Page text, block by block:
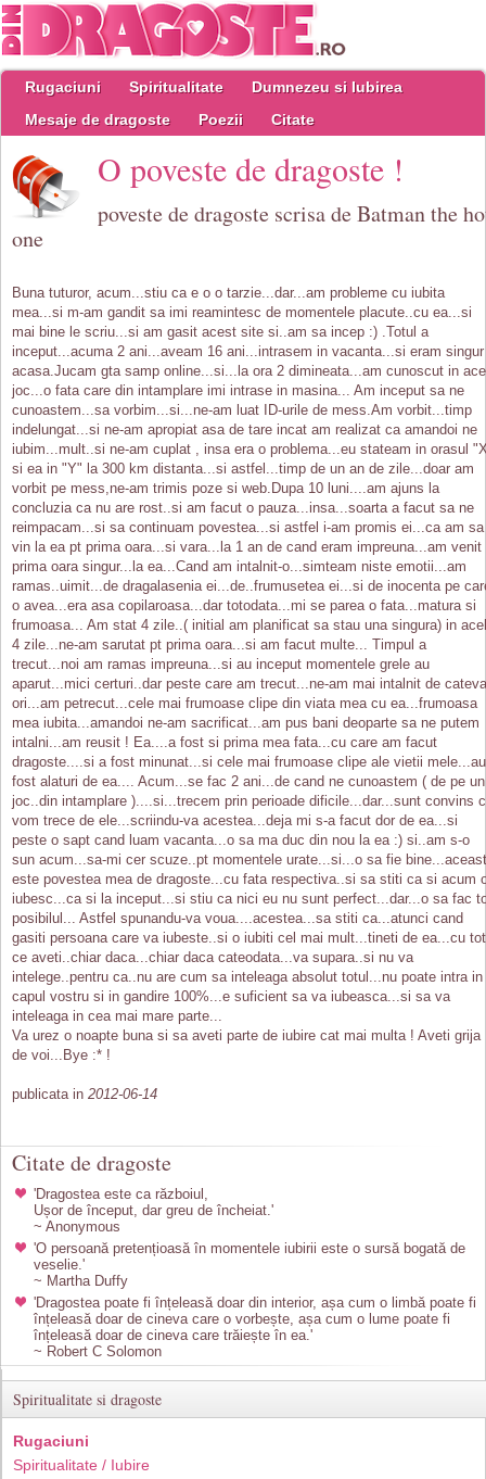
Rugaciuni Spiritualitate
Dumnezeu si Iubirea
Mesaje de dragoste
Poezii Citate
O poveste de dragoste !
poveste de dragoste scrisa de Batman the
one
Buna tuturor, acum...stiu ca e o o tarzie...dar...am probleme cu iubita
mea...si m-am gandit sa imi reamintesc de momentele placute..cu ea...si
mai bine le scriu...si am gasit acest site si..am sa incep :) .Totul a
inceput...acuma 2 ani...aveam 16 ani...intrasem in vacanta...si eram singur
acasa.Jucam gta samp online...si...la ora 2 dimineata...am cunoscut in
joc...o fata care din intamplare imi intrase in masina... Am inceput sa ne
cunoastem...sa vorbim...si...ne-am luat ID-urile de mess.Am vorbit...timp
indelungat...si ne-am apropiat asa de tare incat am realizat ca amandoi ne
iubim...mult..si ne-am cuplat , insa era o problema...eu stateam in orasul
si ea in "Y" la 300 km distanta...si astfel...timp de un an de zile...doar am
vorbit pe mess,ne-am trimis poze si web.Dupa 10 luni....am ajuns la
concluzia ca nu are rost..si am facut o pauza...insa...soarta a facut sa ne
reimpacam...si sa continuam povestea...si astfel i-am promis ei...ca am sa
vin la ea pt prima oara...si vara...la 1 an de cand eram impreuna...am venit
prima oara singur...la ea...Cand am intalnit-o...simteam niste emotii...am
ramas..uimit...de dragalasenia ei...de..frumusetea ei...si de inocenta pe
o avea...era asa copilaroasa...dar totodata...mi se parea o fata...matura si
frumoasa... Am stat 4 zile..( initial am planificat sa stau una singura) in
4 zile...ne-am sarutat pt prima oara...si am facut multe... Timpul a
trecut...noi am ramas impreuna...si au inceput momentele grele au
aparut...mici certuri..dar peste care am trecut...ne-am mai intalnit de cateva
ori...am petrecut...cele mai frumoase clipe din viata mea cu ea...frumoasa
mea iubita...amandoi ne-am sacrificat...am pus bani deoparte sa ne putem
intalni...am reusit ! Ea....a fost si prima mea fata...cu care am facut
dragoste....si a fost minunat...si cele mai frumoase clipe ale vietii mele...au
fost alaturi de ea.... Acum...se fac 2 ani...de cand ne cunoastem ( de pe un
joc..din intamplare )....si...trecem prin perioade dificile...dar...sunt convins
vom trece de ele...scriindu-va acestea...deja mi s-a facut dor de ea...si
peste o sapt cand luam vacanta...o sa ma duc din nou la ea :) si..am s-o
sun acum...sa-mi cer scuze..pt momentele urate...si...o sa fie
este povestea mea de dragoste...cu fata respectiva..si sa stiti ca si acum
iubesc...ca si la inceput...si stiu ca nici eu nu sunt perfect...dar...o sa fac
posibilul... Astfel spunandu-va voua....acestea...sa stiti ca...atunci cand
gasiti persoana care va iubeste..si o iubiti cel mai mult...tineti de ea...cu tot
ce aveti..chiar daca...chiar daca cateodata...va supara..si nu va
intelege..pentru ca..nu are cum sa inteleaga absolut totul...nu poate intra in
capul vostru si in gandire 100%...e suficient sa va iubeasca...si sa va
inteleaga in cea mai mare parte...
Va urez o noapte buna si sa aveti parte de iubire cat mai multa ! Aveti grija
de voi...Bye :* !
publicata in 2012-06-14
Citate de dragoste
'Dragostea este ca războiul,
Ușor de început, dar greu de încheiat.'
~ Anonymous
'O persoană pretențioasă în momentele iubirii este o sursă bogată de
veselie.'
~ Martha Duffy
'Dragostea poate fi înțeleasă doar din interior, așa cum o limbă poate fi
înțeleasă doar de cineva care o vorbește, așa cum o lume poate fi
înțeleasă doar de cineva care trăiește în ea.'
~ Robert C Solomon
Spiritualitate si dragoste
Rugaciuni
Spiritualitate / Iubire